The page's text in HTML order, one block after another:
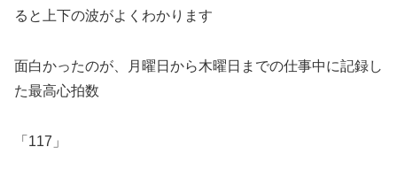
ると上下の波がよくわかります
面白かったのが、月曜日から木曜日までの仕事中に記録し
た最高心拍数
「117」